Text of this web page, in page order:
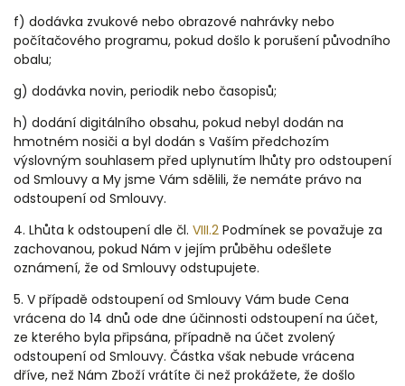
f) dodávka zvukové nebo obrazové nahrávky nebo
počítačového programu, pokud došlo k porušení původního
obalu;
g) dodávka novin, periodik nebo časopisů;
h) dodání digitálního obsahu, pokud nebyl dodán na
hmotném nosiči a byl dodán s Vaším předchozím
výslovným souhlasem před uplynutím lhůty pro odstoupení
od Smlouvy a My jsme Vám sdělili, že nemáte právo na
odstoupení od Smlouvy.
4. Lhůta k odstoupení dle čl. VIII.2 Podmínek se považuje za
zachovanou, pokud Nám v jejím průběhu odešlete
oznámení, že od Smlouvy odstupujete.
5. V případě odstoupení od Smlouvy Vám bude Cena
vrácena do 14 dnů ode dne účinnosti odstoupení na účet,
ze kterého byla připsána, případně na účet zvolený
odstoupení od Smlouvy. Částka však nebude vrácena
dříve, než Nám Zboží vrátíte či než prokážete, že došlo